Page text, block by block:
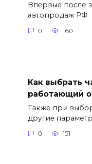
Впервые после
автопродаж РФ
0 160
Как выбрать
работающий
Также при
другие
0 151